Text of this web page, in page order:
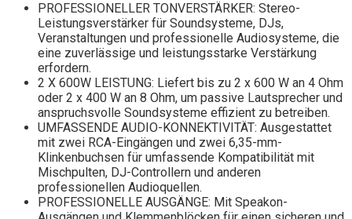
PROFESSIONELLER TONVERSTÄRKER: Stereo-
Leistungsverstärker für Soundsysteme, DJs,
Veranstaltungen und professionelle Audiosysteme, die
eine zuverlässige und leistungsstarke Verstärkung
erfordern.
2 X 600W LEISTUNG: Liefert bis zu 2 x 600 W an 4 Ohm
oder 2 x 400 W an 8 Ohm, um passive Lautsprecher und
anspruchsvolle Soundsysteme effizient zu betreiben.
UMFASSENDE AUDIO-KONNEKTIVITÄT: Ausgestattet
mit zwei RCA-Eingängen und zwei 6,35-mm-
Klinkenbuchsen für umfassende Kompatibilität mit
Mischpulten, DJ-Controllern und anderen
professionellen Audioquellen.
PROFESSIONELLE AUSGÄNGE: Mit Speakon-